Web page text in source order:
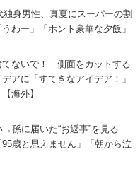
身男性、真夏にスーパーの割
ー」「ホント豪華な夕飯」
てないで！ 側面をカットする
に「すてきなアイデア！」
海外】
孫に届いた“お返事”を見る
歳と思えません」「朝から泣